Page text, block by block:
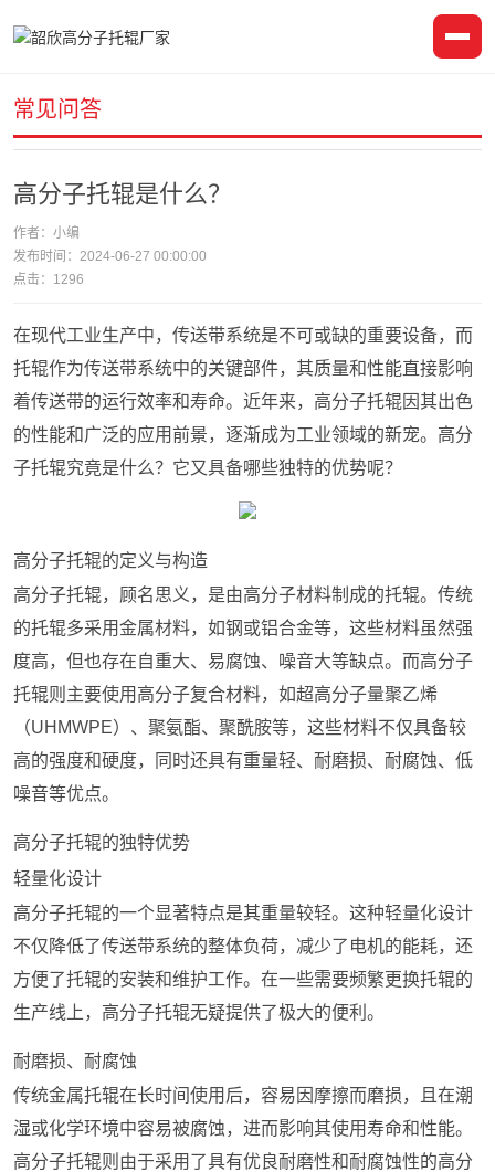
常见问答
高分子托辊是什么？
作者：小编
发布时间：2024-06-27 00:00:00
点击： 1296
在现代工业生产中，传送带系统是不可或缺的重要设备，而
托辊作为传送带系统中的关键部件，其质量和性能直接影响
着传送带的运行效率和寿命。近年来，高分子托辊因其出色
的性能和广泛的应用前景，逐渐成为工业领域的新宠。高分
子托辊究竟是什么？它又具备哪些独特的优势呢？
高分子托辊的定义与构造
高分子托辊，顾名思义，是由高分子材料制成的托辊。传统
的托辊多采用金属材料，如钢或铝合金等，这些材料虽然强
度高，但也存在自重大、易腐蚀、噪音大等缺点。而高分子
托辊则主要使用高分子复合材料，如超高分子量聚乙烯
（UHMWPE）、聚氨酯、聚酰胺等，这些材料不仅具备较
高的强度和硬度，同时还具有重量轻、耐磨损、耐腐蚀、低
噪音等优点。
高分子托辊的独特优势
轻量化设计
高分子托辊的一个显著特点是其重量较轻。这种轻量化设计
不仅降低了传送带系统的整体负荷，减少了电机的能耗，还
方便了托辊的安装和维护工作。在一些需要频繁更换托辊的
生产线上，高分子托辊无疑提供了极大的便利。
耐磨损、耐腐蚀
传统金属托辊在长时间使用后，容易因摩擦而磨损，且在潮
湿或化学环境中容易被腐蚀，进而影响其使用寿命和性能。
高分子托辊则由于采用了具有优良耐磨性和耐腐蚀性的高分